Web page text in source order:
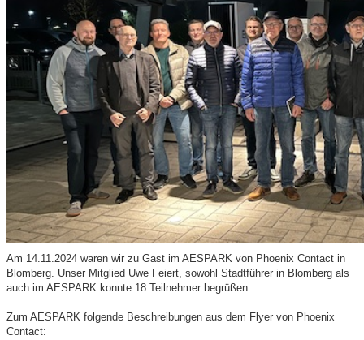
Am 14.11.2024 waren wir zu Gast im AESPARK von Phoenix Contact in
Blomberg. Unser Mitglied Uwe Feiert, sowohl Stadtführer in Blomberg als
auch im AESPARK konnte 18 Teilnehmer begrüßen.
Zum AESPARK folgende Beschreibungen aus dem Flyer von Phoenix
Contact: